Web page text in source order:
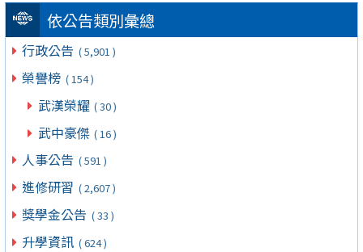
依公告類別彙總
行政公告 ( 5,901 )
榮譽榜 ( 154 )
武漢榮耀 ( 30 )
武中豪傑 ( 16 )
人事公告 ( 591 )
進修研習 ( 2,607 )
獎學金公告 ( 33 )
升學資訊 ( 624 )